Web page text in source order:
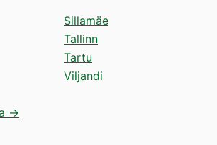
Sillamäe
Tallinn
Tartu
Viljandi
→